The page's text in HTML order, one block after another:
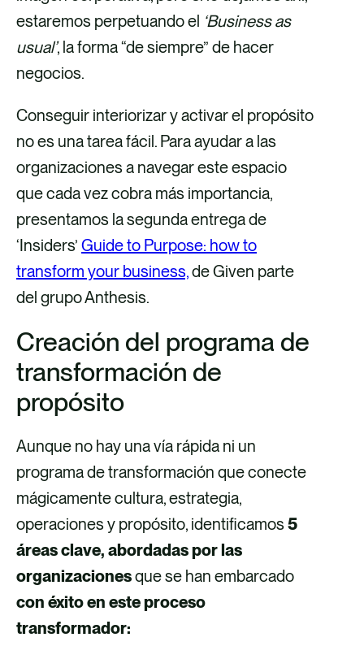
estaremos perpetuando el ‘Business as
usual’, la forma “de siempre” de hacer
negocios.
Conseguir interiorizar y activar el propósito
no es una tarea fácil. Para ayudar a las
organizaciones a navegar este espacio
que cada vez cobra más importancia,
presentamos la segunda entrega de
‘Insiders’ Guide to Purpose: how to
transform your business,de Given parte
del grupo Anthesis.
Creación del programa de
transformación de
propósito
Aunque no hay una vía rápida ni un
programa de transformación que conecte
mágicamente cultura, estrategia,
operaciones y propósito, identificamos 5
áreas clave, abordadas por las
organizacionesque se han embarcado
con éxito en este proceso
transformador: